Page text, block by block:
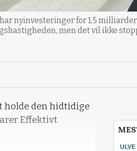
nyinvesteringer for 1,5
men det vil ikke
holde den hidtidige
Effektivt
ULVE